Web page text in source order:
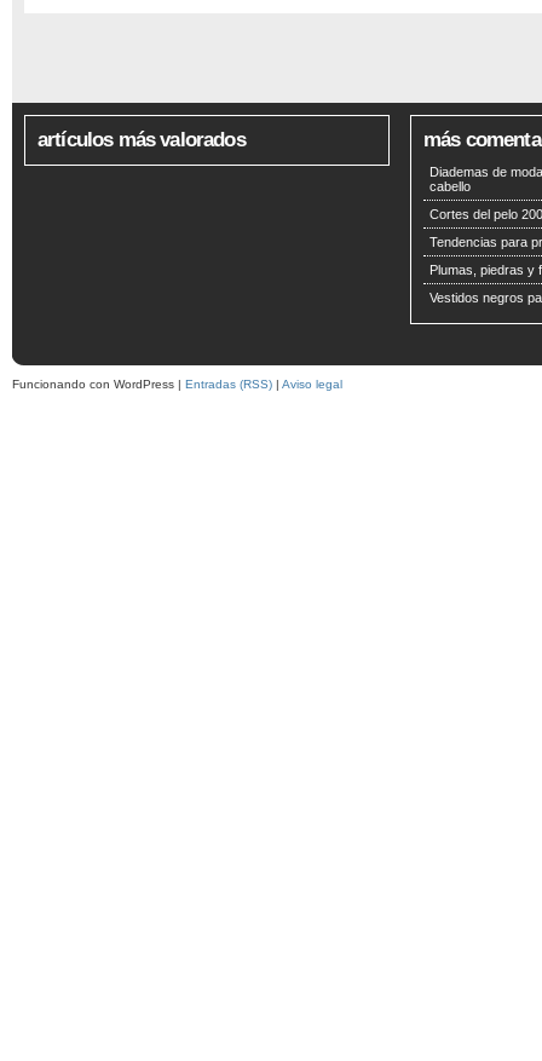
artículos más valorados más
Diademas de
cabello
Cortes del pelo
Tendencias para
Plumas, piedras y
Vestidos negros
Funcionando con WordPress | Entradas (RSS) | Aviso legal